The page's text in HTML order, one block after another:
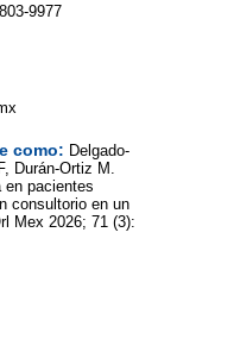
9977
como: Delgado-
Durán-Ortiz M.
en pacientes
consultorio en un
Mex 2026; 71 (3):